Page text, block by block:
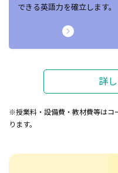
できる英語力を確立します。
詳
※授業料・設備費・教材費等はコ
ります。